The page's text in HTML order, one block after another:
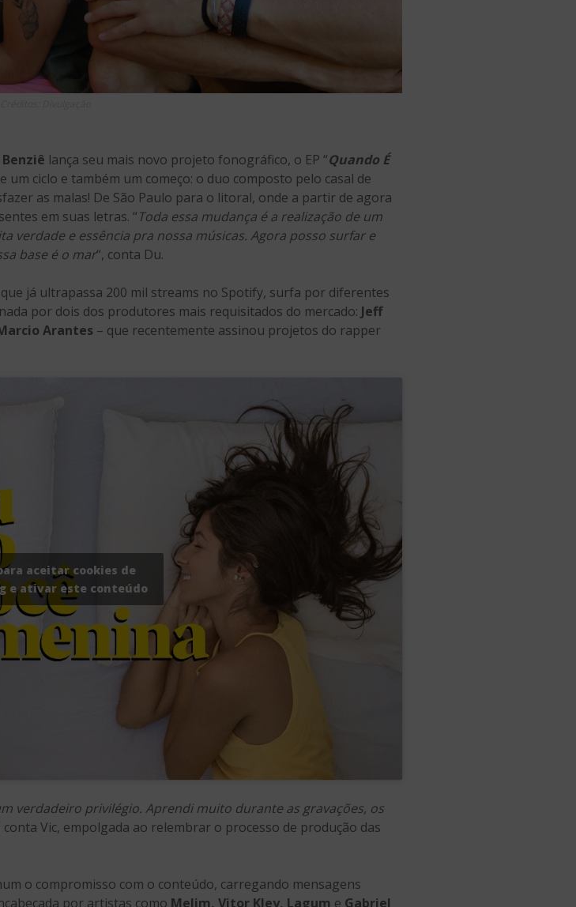
Benziê lança seu mais novo projeto fonográfico, o EP “Quando É
ciclo e também um começo: o duo composto pelo casal de
as malas! De São Paulo para o litoral, onde a partir de agora
em suas letras. “Toda essa mudança é a realização de um
verdade e essência pra nossa músicas. Agora posso surfar e
base é o mar“, conta Du.
que já ultrapassa 200 mil streams no Spotify, surfa por diferentes
por dois dos produtores mais requisitados do mercado: Jeff
Arantes – que recentemente assinou projetos do rapper
aceitar cookies de
e ativar este conteúdo
verdadeiro privilégio. Aprendi muito durante as gravações, os
conta Vic, empolgada ao relembrar o processo de produção das
o compromisso com o conteúdo, carregando mensagens
por artistas como Melim, Vitor Kley, Lagum e Gabriel